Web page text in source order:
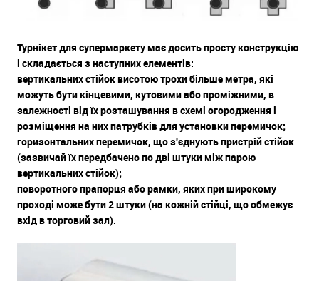
Турнікет для супермаркету має досить просту конструкцію
і складається з наступних елементів:
вертикальних стійок висотою трохи більше метра, які
можуть бути кінцевими, кутовими або проміжними, в
залежності від їх розташування в схемі огородження і
розміщення на них патрубків для установки перемичок;
горизонтальних перемичок, що з'єднують пристрій стійок
(зазвичай їх передбачено по дві штуки між парою
вертикальних стійок);
поворотного прапорця або рамки, яких при широкому
проході може бути 2 штуки (на кожній стійці, що обмежує
вхід в торговий зал).